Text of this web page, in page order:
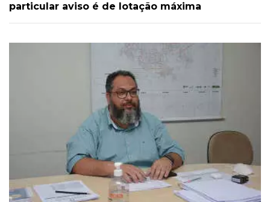
particular aviso é de lotação máxima